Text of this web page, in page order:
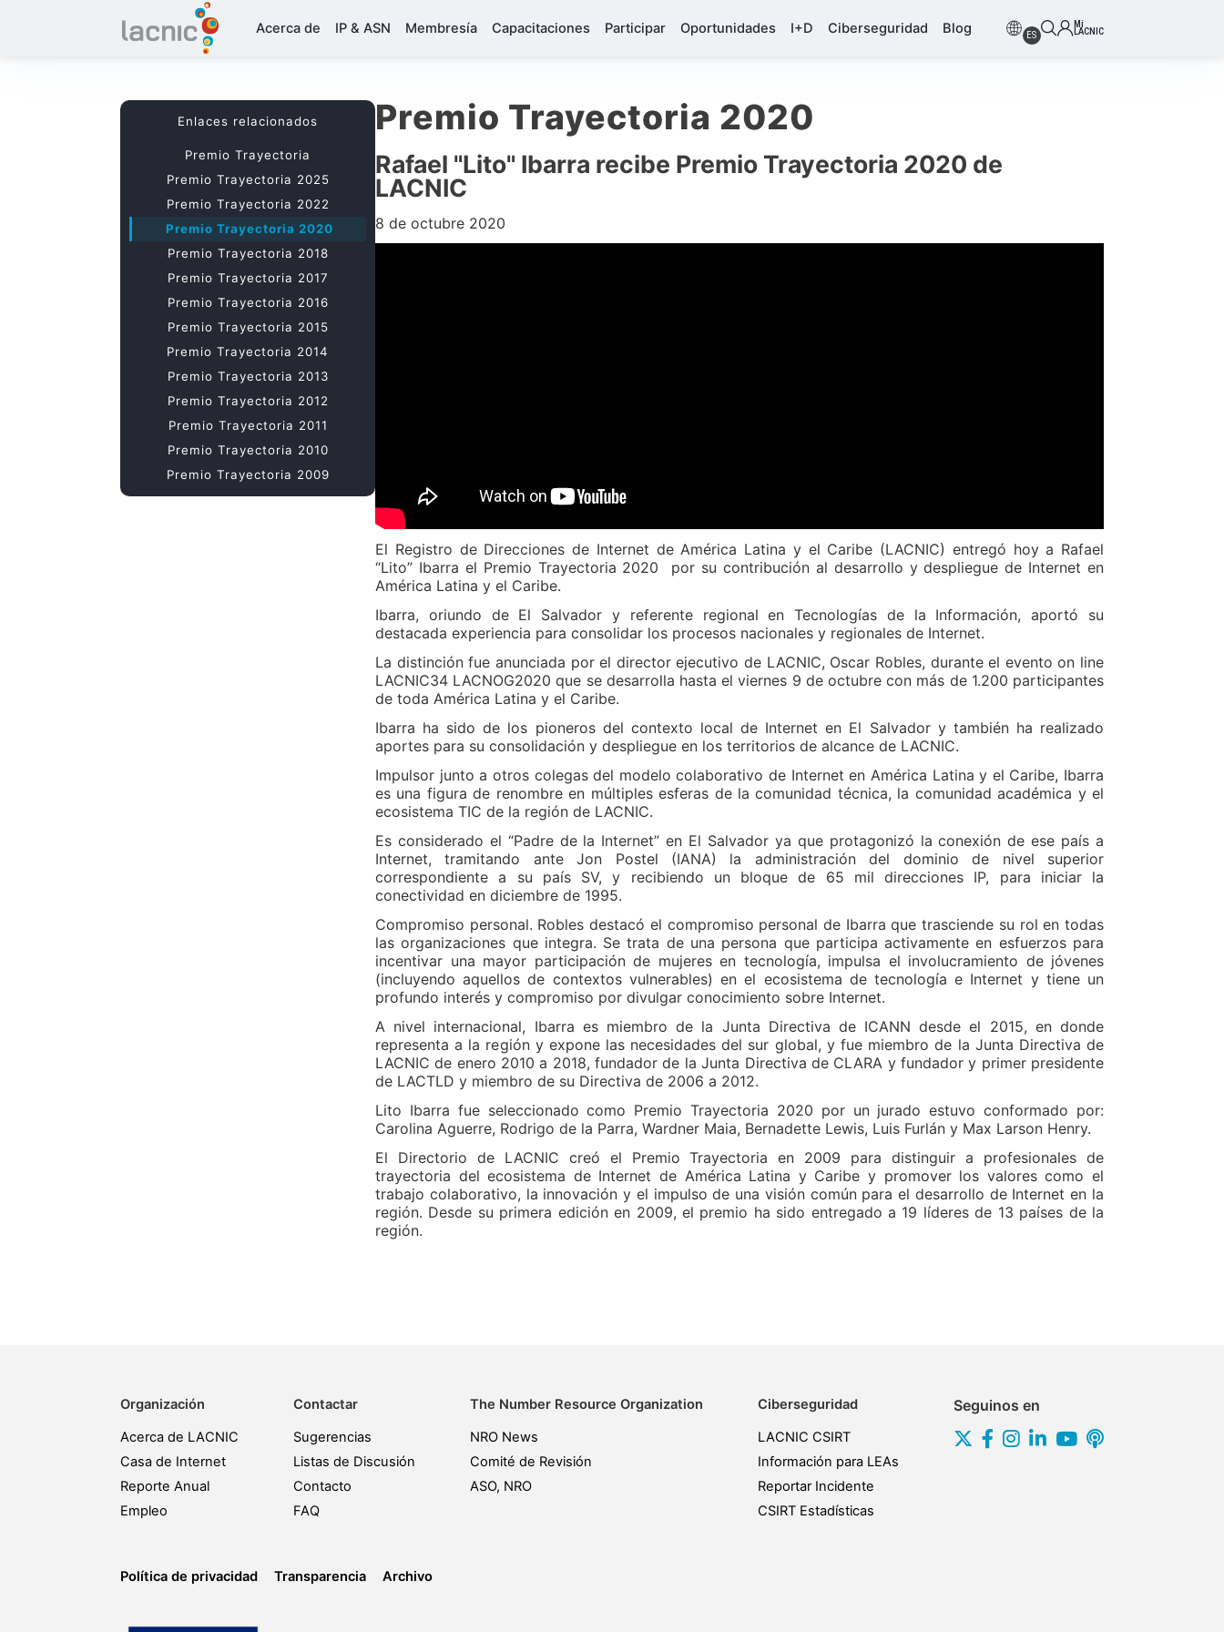
Acerca de IP & ASN Membresía Capacitaciones Participar Oportunidades I+D Ciberseguridad Blog ES
Mi
LACNIC
Premio Trayectoria 2020
Rafael "Lito" Ibarra recibe Premio Trayectoria 2020 de
LACNIC
8 de octubre 2020
El Registro de Direcciones de Internet de América Latina y el Caribe (LACNIC) entregó hoy a Rafael
“Lito” Ibarra el Premio Trayectoria 2020 por su contribución al desarrollo y despliegue de Internet en
América Latina y el Caribe.
Ibarra, oriundo de El Salvador y referente regional en Tecnologías de la Información, aportó su
destacada experiencia para consolidar los procesos nacionales y regionales de Internet.
La distinción fue anunciada por el director ejecutivo de LACNIC, Oscar Robles, durante el evento on line
LACNIC34 LACNOG2020 que se desarrolla hasta el viernes 9 de octubre con más de 1.200 participantes
de toda América Latina y el Caribe.
Ibarra ha sido de los pioneros del contexto local de Internet en El Salvador y también ha realizado
aportes para su consolidación y despliegue en los territorios de alcance de LACNIC.
Impulsor junto a otros colegas del modelo colaborativo de Internet en América Latina y el Caribe, Ibarra
es una figura de renombre en múltiples esferas de la comunidad técnica, la comunidad académica y el
ecosistema TIC de la región de LACNIC.
Es considerado el “Padre de la Internet” en El Salvador ya que protagonizó la conexión de ese país a
Internet, tramitando ante Jon Postel (IANA) la administración del dominio de nivel superior
correspondiente a su país SV, y recibiendo un bloque de 65 mil direcciones IP, para iniciar la
conectividad en diciembre de 1995.
Compromiso personal. Robles destacó el compromiso personal de Ibarra que trasciende su rol en todas
las organizaciones que integra. Se trata de una persona que participa activamente en esfuerzos para
incentivar una mayor participación de mujeres en tecnología, impulsa el involucramiento de jóvenes
(incluyendo aquellos de contextos vulnerables) en el ecosistema de tecnología e Internet y tiene un
profundo interés y compromiso por divulgar conocimiento sobre Internet.
A nivel internacional, Ibarra es miembro de la Junta Directiva de ICANN desde el 2015, en donde
representa a la región y expone las necesidades del sur global, y fue miembro de la Junta Directiva de
LACNIC de enero 2010 a 2018, fundador de la Junta Directiva de CLARA y fundador y primer presidente
de LACTLD y miembro de su Directiva de 2006 a 2012.
Lito Ibarra fue seleccionado como Premio Trayectoria 2020 por un jurado estuvo conformado por:
Carolina Aguerre, Rodrigo de la Parra, Wardner Maia, Bernadette Lewis, Luis Furlán y Max Larson Henry.
El Directorio de LACNIC creó el Premio Trayectoria en 2009 para distinguir a profesionales de
trayectoria del ecosistema de Internet de América Latina y Caribe y promover los valores como el
trabajo colaborativo, la innovación y el impulso de una visión común para el desarrollo de Internet en la
región. Desde su primera edición en 2009, el premio ha sido entregado a 19 líderes de 13 países de la
región.
Enlaces relacionados
Premio Trayectoria
Premio Trayectoria 2025
Premio Trayectoria 2022
Premio Trayectoria 2020
Premio Trayectoria 2018
Premio Trayectoria 2017
Premio Trayectoria 2016
Premio Trayectoria 2015
Premio Trayectoria 2014
Premio Trayectoria 2013
Premio Trayectoria 2012
Premio Trayectoria 2011
Premio Trayectoria 2010
Premio Trayectoria 2009
Organización
Acerca de LACNIC
Casa de Internet
Reporte Anual
Empleo
Contactar
Sugerencias
Listas de Discusión
Contacto
FAQ
The Number Resource Organization
NRO News
Comité de Revisión
ASO, NRO
Ciberseguridad
LACNIC CSIRT
Información para LEAs
Reportar Incidente
CSIRT Estadísticas
Política de privacidad Transparencia Archivo
Seguinos en